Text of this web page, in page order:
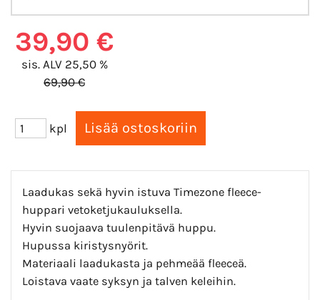
39,90 €
sis. ALV 25,50 %
69,90 €
kpl
Laadukas sekä hyvin istuva Timezone fleece-
huppari vetoketjukauluksella.
Hyvin suojaava tuulenpitävä huppu.
Hupussa kiristysnyörit.
Materiaali laadukasta ja pehmeää fleeceä.
Loistava vaate syksyn ja talven keleihin.